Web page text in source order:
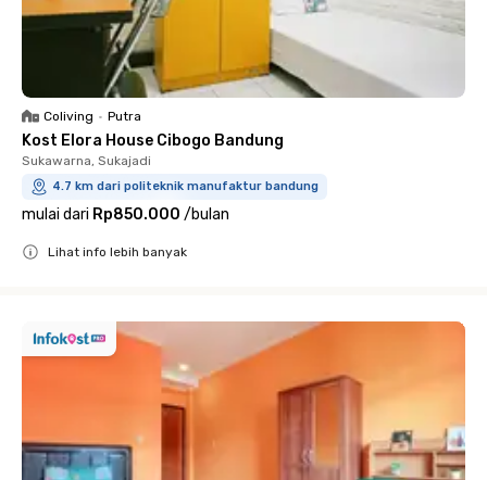
Coliving • Putra
Kost Elora House Cibogo Bandung
Sukawarna, Sukajadi
4.7 km dari politeknik manufaktur bandung
mulai dari Rp850.000 /bulan
Lihat info lebih banyak